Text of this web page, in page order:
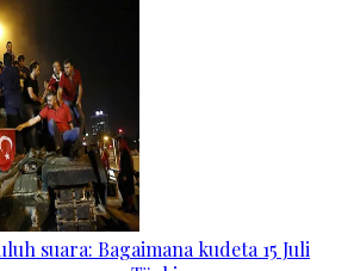
suara: Bagaimana kudeta 15 Juli